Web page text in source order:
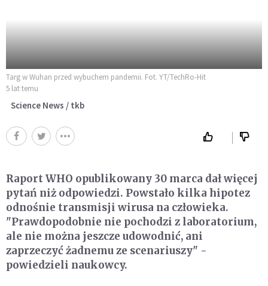
Targ w Wuhan przed wybuchem pandemii. Fot. YT/TechRo-Hit
5 lat temu
Science News / tkb
Raport WHO opublikowany 30 marca dał więcej
pytań niż odpowiedzi. Powstało kilka hipotez
odnośnie transmisji wirusa na człowieka.
"Prawdopodobnie nie pochodzi z laboratorium,
ale nie można jeszcze udowodnić, ani
zaprzeczyć żadnemu ze scenariuszy" -
powiedzieli naukowcy.